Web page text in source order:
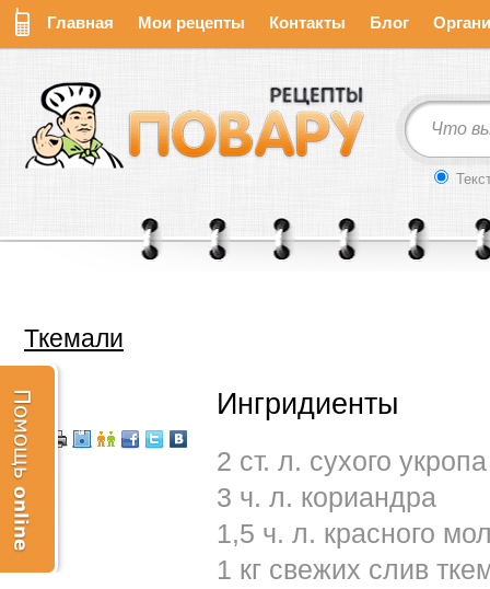
Главная Мои рецепты Контакты Блог
Ткемали
Ингридиенты
2 ст. л. сухого укропа
3 ч. л. кориандра
1,5 ч. л. красного
1 кг свежих слив